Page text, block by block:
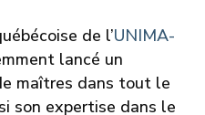
de l’UNIMA-
lancé un
maîtres dans tout le
son expertise dans le